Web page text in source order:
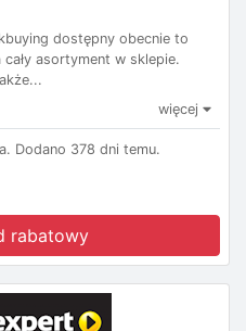
dostępny obecnie to
asortyment w sklepie.
więcej
Dodano 378 dni temu.
rabatowy